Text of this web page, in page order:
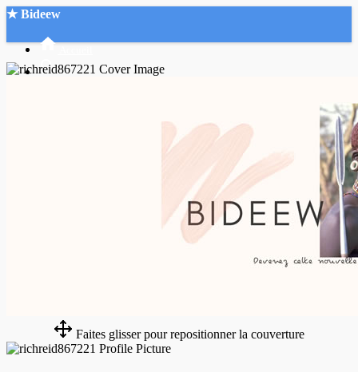
★ Bideew
Faites glisser pour repositionner la couverture